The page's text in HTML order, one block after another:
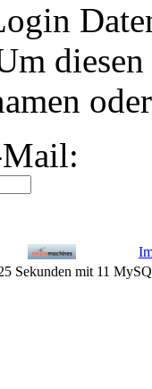
Sekunden mit 11